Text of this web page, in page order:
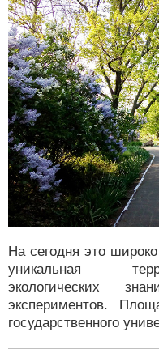
На сегодня это
уникальная
экологических
экспериментов.
государственного